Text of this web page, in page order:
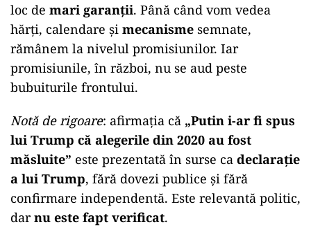
loc de mari garanții. Până când vom vedea
hărți, calendare și mecanisme semnate,
rămânem la nivelul promisiunilor. Iar
promisiunile, în război, nu se aud peste
bubuiturile frontului.
Notă de rigoare: afirmația că „Putin i-ar fi spus
lui Trump că alegerile din 2020 au fost
măsluite” este prezentată în surse ca declarație
a lui Trump, fără dovezi publice şi fără
confirmare independentă. Este relevantă politic,
darnu este fapt verificat.